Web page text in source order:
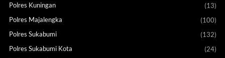
Polres Kuningan
(13)
Polres Majalengka
(100)
Polres Sukabumi
(132)
Polres Sukabumi Kota
(24)